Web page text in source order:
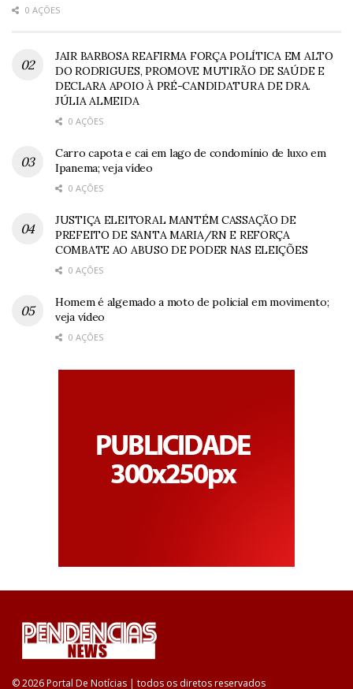
0 AÇÕES
JAIR BARBOSA REAFIRMA FORÇA POLÍTICA EM ALTO
DO RODRIGUES, PROMOVE MUTIRÃO DE SAÚDE E
DECLARA APOIO À PRÉ-CANDIDATURA DE DRA.
JÚLIA ALMEIDA
0 AÇÕES
Carro capota e cai em lago de condomínio de luxo em
Ipanema; veja vídeo
0 AÇÕES
JUSTIÇA ELEITORAL MANTÉM CASSAÇÃO DE
PREFEITO DE SANTA MARIA/RN E REFORÇA
COMBATE AO ABUSO DE PODER NAS ELEIÇÕES
0 AÇÕES
Homem é algemado a moto de policial em movimento;
veja vídeo
0 AÇÕES
© 2026 Portal De Notícias | todos os diretos reservados